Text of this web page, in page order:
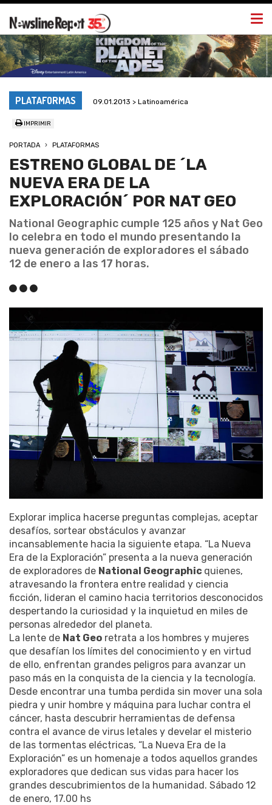
PLATAFORMAS 09.01.2013 > Latinoamérica
IMPRIMIR
PORTADA PLATAFORMAS
ESTRENO GLOBAL DE ´LA
NUEVA ERA DE LA
EXPLORACIÓN´ POR NAT GEO
National Geographic cumple 125 años y Nat Geo
lo celebra en todo el mundo presentando la
nueva generación de exploradores el sábado
12 de enero a las 17 horas.
Explorar implica hacerse preguntas complejas, aceptar
desafíos, sortear obstáculos y avanzar
incansablemente hacia la siguiente etapa. “La Nueva
Era de la Exploración” presenta a la nueva generación
de exploradores de National Geographic quienes,
atravesando la frontera entre realidad y ciencia
ficción, lideran el camino hacia territorios desconocidos
despertando la curiosidad y la inquietud en miles de
personas alrededor del planeta.
La lente de Nat Geo retrata a los hombres y mujeres
que desafían los límites del conocimiento y en virtud
de ello, enfrentan grandes peligros para avanzar un
paso más en la conquista de la ciencia y la tecnología.
Desde encontrar una tumba perdida sin mover una sola
piedra y unir hombre y máquina para luchar contra el
cáncer, hasta descubrir herramientas de defensa
contra el avance de virus letales y develar el misterio
de las tormentas eléctricas, “La Nueva Era de la
Exploración” es un homenaje a todos aquellos grandes
exploradores que dedican sus vidas para hacer los
grandes descubrimientos de la humanidad. Sábado 12
de enero, 17.00 hs